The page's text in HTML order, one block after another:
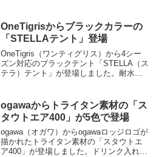
れも手入れがしやすいホーロー製の商品
です。詳細をレビューします。
OneTigrisからブラックカラーの
「STELLAテント」登場
OneTigris（ワンティグリス）から4シー
ズン対応のブラックテント「STELLA（ス
テラ）テント」が登場しました。耐水圧
きのドームテントです。詳細をレビュー
します。
ogawaからトライタン素材の「ス
タウトエア400」が5色で登場
ogawa（オガワ）からogawaロッジロゴが
描かれたトライタン素材の「スタウトエ
ア400」が登場しました。ドリンク入れと